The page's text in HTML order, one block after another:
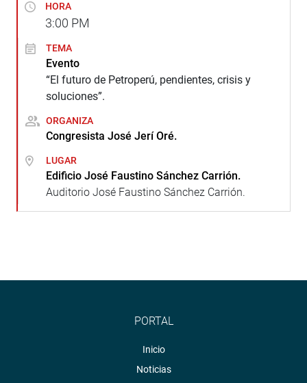
HORA
3:00 PM
TEMA
Evento
“El futuro de Petroperú, pendientes, crisis y
soluciones”.
ORGANIZA
Congresista José Jerí Oré.
LUGAR
Edificio José Faustino Sánchez Carrión.
Auditorio José Faustino Sánchez Carrión.
PORTAL
Inicio
Noticias